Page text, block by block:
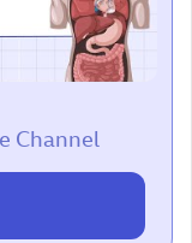
Channel